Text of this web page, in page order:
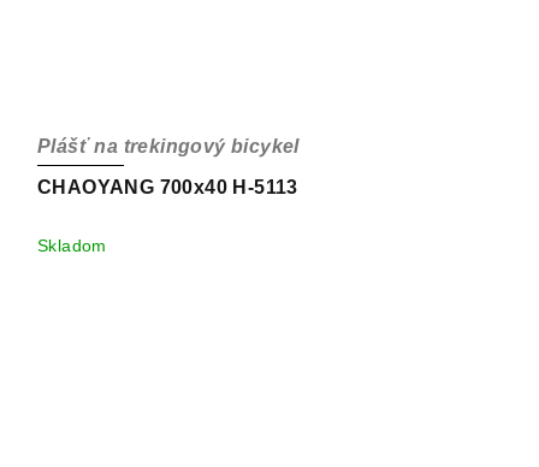
CHAOYANG 700x40 H-5113
Plášť na trekingový bicykel
Skladom